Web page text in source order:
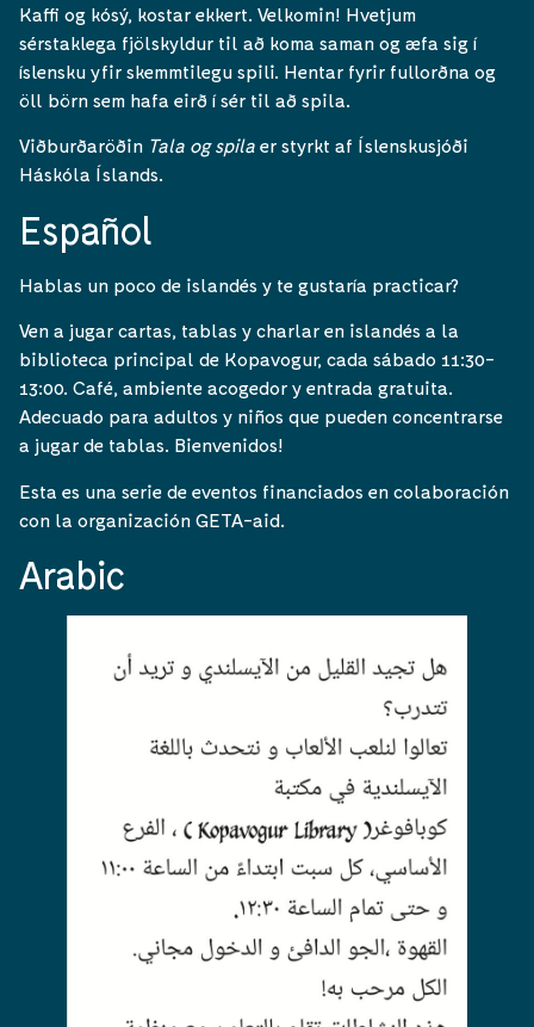
Kaffi og kósý, kostar ekkert. Velkomin! Hvetjum
sérstaklega fjölskyldur til að koma saman og æfa sig í
íslensku yfir skemmtilegu spili. Hentar fyrir fullorðna og
öll börn sem hafa eirð í sér til að spila.
Viðburðaröðin Tala og spila er styrkt af Íslenskusjóði
Háskóla Íslands.
Español
Hablas un poco de islandés y te gustaría practicar?
Ven a jugar cartas, tablas y charlar en islandés a la
biblioteca principal de Kopavogur, cada sábado 11:30-
13:00. Café, ambiente acogedor y entrada gratuita.
Adecuado para adultos y niños que pueden concentrarse
a jugar de tablas. Bienvenidos!
Esta es una serie de eventos financiados en colaboración
con la organización GETA-aid.
Arabic